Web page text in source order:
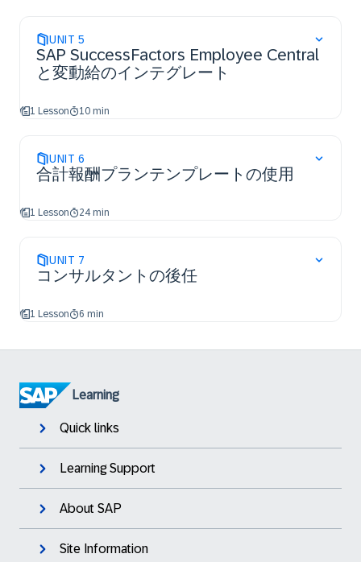
UNIT 5
SAP SuccessFactors Employee Central
と変動給のインテグレート
1 Lesson 10 min
UNIT 6
合計報酬プランテンプレートの使用
1 Lesson 24 min
UNIT 7
コンサルタントの後任
1 Lesson 6 min
Learning
Quick links
Learning Support
About SAP
Site Information